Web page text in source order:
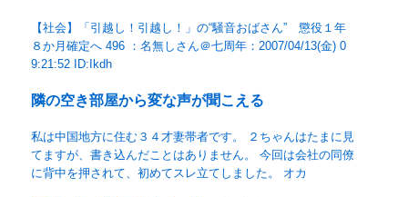
【社会】「引越し！引越し！」の“騒音おばさん” 懲役１年
８か月確定へ 496 ：名無しさん＠七周年：2007/04/13(金) 0
9:21:52 ID:Ikdh
隣の空き部屋から変な声が聞こえる
私は中国地方に住む３４才妻帯者です。 ２ちゃんはたまに見
てますが、書き込んだことはありません。 今回は会社の同僚
に背中を押されて、初めてスレ立てしました。 オカ